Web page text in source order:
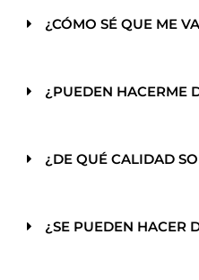
¿CÓMO SÉ QUE ME
¿PUEDEN HACERME
¿DE QUÉ CALIDAD
¿SE PUEDEN HACER